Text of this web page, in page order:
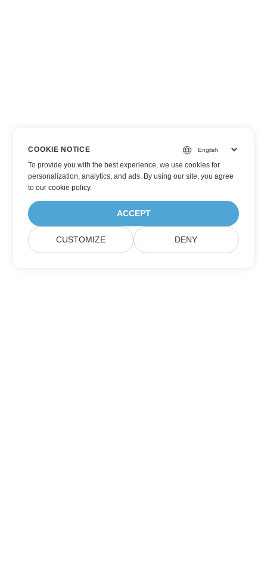
COOKIE NOTICE
To provide you with the best experience, we use cookies for
personalization, analytics, and ads. By using our site, you agree
toour cookie policy.
ACCEPT
CUSTOMIZE DENY